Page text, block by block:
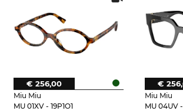
Miu Miu
MU 01XV - 19P1O1
€ 256,00
Miu Miu
MU 04UV -
€